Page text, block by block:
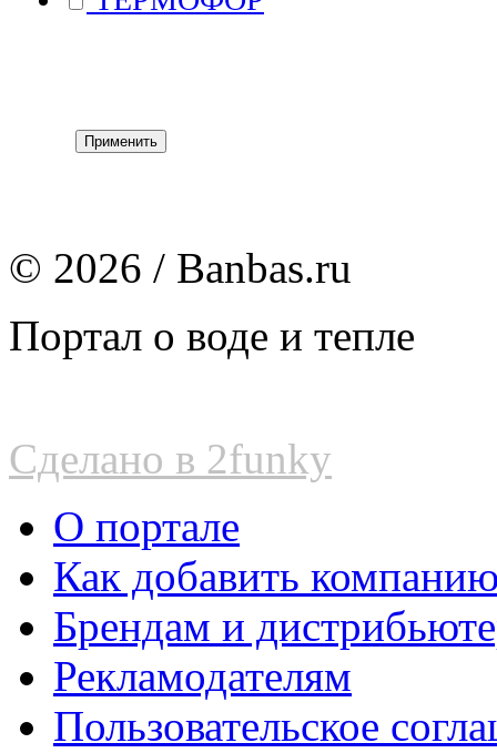
© 2026 / Banbas.ru
Портал о воде и тепле
Сделано в 2funky
О портале
Как добавить
Брендам и
Рекламодателям
Пользовательское